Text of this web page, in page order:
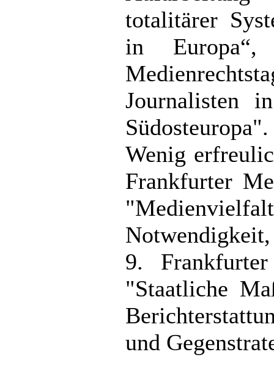
totalitärer
in
Journalisten
Südosteuropa".
Wenig
Frankfurter
9.
"Staatliche
und